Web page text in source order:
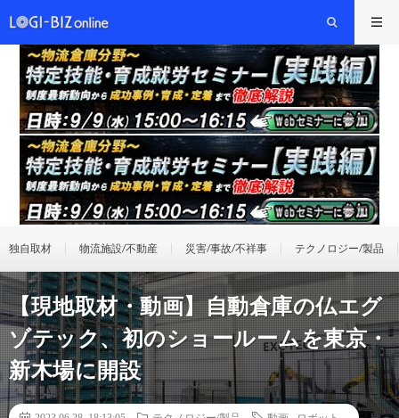
独自取材 物流施設/不動産 災害/事故/不祥事 テクノロジー/製品
【現地取材・動画】自動倉庫の仏エグ
ゾテック、初のショールームを東京・
新木場に開設